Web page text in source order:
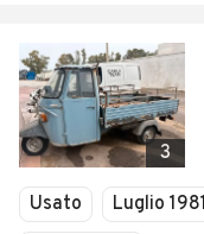
Moto
Camper
Veicoli Commerciali
Concessionari
3
Usato Luglio 1981